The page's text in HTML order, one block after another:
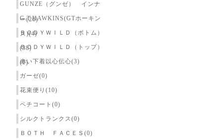
GUNZE（グンゼ） インナ
ー(26)
G.T.HAWKINS(GTホーキン
ス)(4)
ＢＯＤＹＷＩＬＤ（ボトム）
(38)
ＢＯＤＹＷＩＬＤ（トップ）
(0)
赤い下着以心伝心(3)
ガーゼ(0)
花束便り(10)
ペチコート(0)
シルクトランクス(0)
ＢＯＴＨ ＦＡＣＥＳ(0)